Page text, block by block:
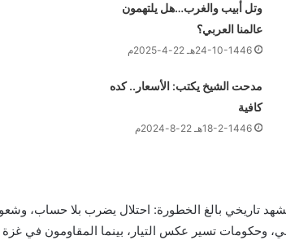
وتل أبيب والغرب…هل يلتهمون
عالمنا العربي؟
24-10-1446هـ 22-4-2025م
مدحت الشيخ يكتب: الأسعار.. كده
كافية
18-2-1446هـ 22-8-2024م
تاريخي بالغ الخطورة: احتلال يضرب بلا حساب،
وحكومات تسير عكس التيار، بينما المقاومون في